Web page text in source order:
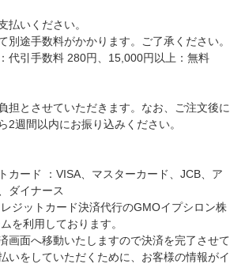
払いください。
別途手数料がかかります。ご了承ください。
代引手数料 280円、15,000円以上：無料
担とさせていただきます。なお、ご注文後に
2週間以内にお振り込みください。
カード ：VISA、マスターカード、JCB、ア
ダイナース
ジットカード決済代行のGMOイプシロン株
を利用しております。
画面へ移動いたしますので決済を完了させて
いをしていただくために、お客様の情報がイ